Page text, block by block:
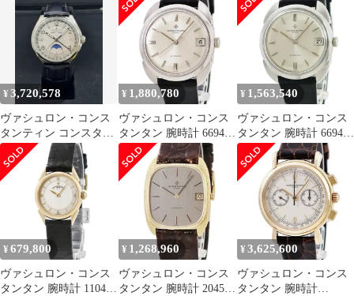
み ブランド
み ブランド
み ブランド
¥3,720,578
ヴァシュロン・コンス
タンティン コンスタテ
ィン フィフティシック
ス 4000E/000A-B439 シ
ルバー
¥ 1,880,780
ヴァシュロン・コンス
タンタン 腕時計 6694
鑑定済み ブランド
¥ 1,563,540
ヴァシュロン・コンス
タンタン 腕時計 6694
鑑定済み ブランド
¥ 679,800
ヴァシュロン・コンス
タンタン 腕時計 11045
¥ 1,268,960
ヴァシュロン・コンス
タンタン 腕時計 2045Q
¥ 3,625,600
ヴァシュロン・コンス
タンタン 腕時計